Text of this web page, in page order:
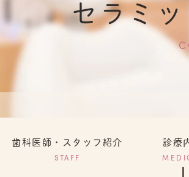
セラミ
歯科医師・スタッフ紹介
STAFF
診療